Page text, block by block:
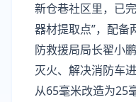
新仓巷社区里，已
器材提取点”，配备
防救援局局长翟小
灭火、解决消防车
从65毫米改造为25